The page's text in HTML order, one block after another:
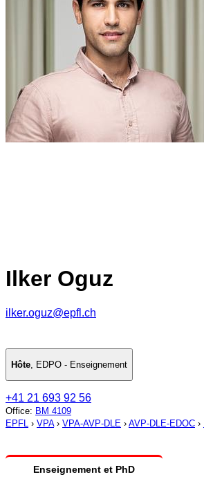
Ilker Oguz
ilker.oguz@epfl.ch
Hôte, EDPO - Enseignement
+41 21 693 92 56
Office: BM 4109
EPFL › VPA› VPA-AVP-DLE › AVP-DLE-EDOC ›
Enseignement et PhD